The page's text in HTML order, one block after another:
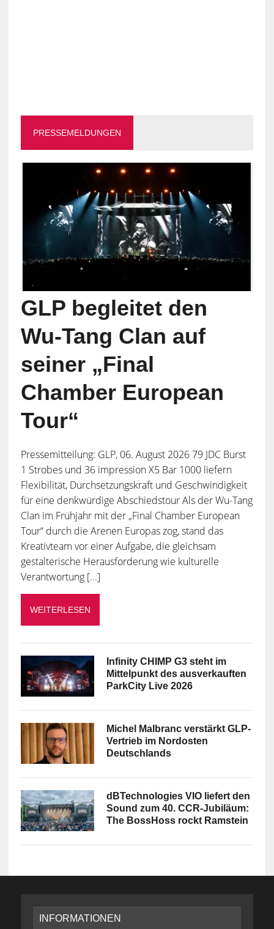
PRESSEMELDUNGEN
GLP begleitet den
Wu-Tang Clan auf
seiner „Final
Chamber European
Tour“
Pressemitteilung: GLP, 06. August 2026 79 JDC Burst
1 Strobes und 36 impression X5 Bar 1000 liefern
Flexibilität, Durchsetzungskraft und Geschwindigkeit
für eine denkwürdige Abschiedstour Als der Wu-Tang
Clan im Frühjahr mit der „Final Chamber European
Tour“ durch die Arenen Europas zog, stand das
Kreativteam vor einer Aufgabe, die gleichsam
gestalterische Herausforderung wie kulturelle
Verantwortung [...]
WEITERLESEN
Infinity CHIMP G3 steht im
Mittelpunkt des ausverkauften
ParkCity Live 2026
Michel Malbranc verstärkt GLP-
Vertrieb im Nordosten
Deutschlands
dBTechnologies VIO liefert den
Sound zum 40. CCR-Jubiläum:
The BossHoss rockt Ramstein
INFORMATIONEN